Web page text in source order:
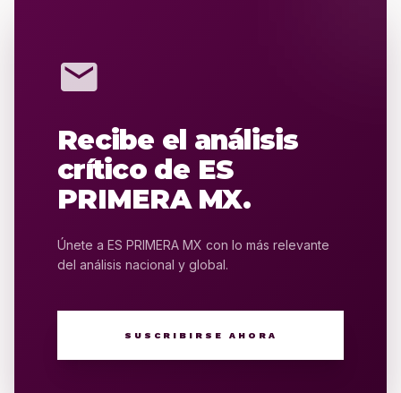
mail
Recibe el análisis
crítico de ES
PRIMERA MX.
Únete a ES PRIMERA MX con lo más relevante
del análisis nacional y global.
SUSCRIBIRSE AHORA